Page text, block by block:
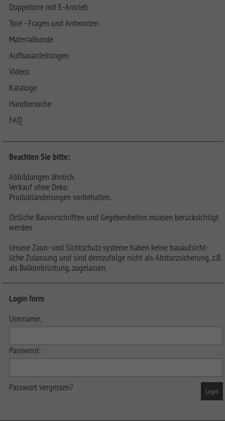
Doppeltore mit E-Antrieb
Tore - Fragen und Antworten
Materialkunde
Aufbauanleitungen
Videos
Kataloge
Händlersuche
FAQ
Beachten Sie bitte:
Abbildungen ähnlich.
Verkauf ohne Deko.
Produktänderungen vorbehalten.
Örtliche Bauvorschriften und Gegebenheiten müssen berücksichtigt
werden.
Unsere Zaun- und Sichtschutz-systeme haben keine bauaufsicht-
liche Zulassung und sind demzufolge nicht als Absturzsicherung, z.B.
als Balkonbrüstung, zugelassen.
Login form
Username:
Password:
Passwort vergessen?